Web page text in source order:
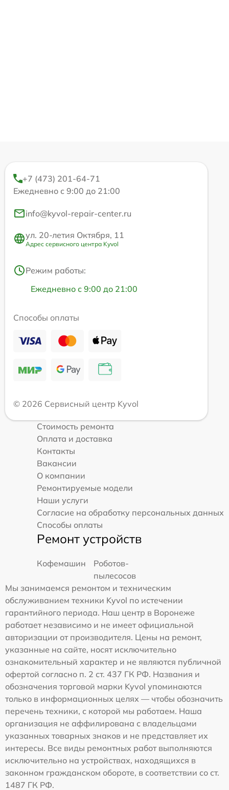
+7 (473) 201-64-71
Ежедневно с 9:00 до 21:00
info@kyvol-repair-center.ru
ул. 20-летия Октября, 11
Адрес сервисного центра Kyvol
Режим работы:
Ежедневно с 9:00 до 21:00
Способы оплаты
© 2026 Сервисный центр Kyvol
Стоимость ремонта
Оплата и доставка
Контакты
Вакансии
О компании
Ремонтируемые модели
Наши услуги
Согласие на обработку персональных данных
Способы оплаты
Ремонт устройств
Кофемашин
Роботов-
пылесосов
Мы занимаемся ремонтом и техническим
обслуживанием техники Kyvol по истечении
гарантийного периода. Наш центр в Воронеже
работает независимо и не имеет официальной
авторизации от производителя. Цены на ремонт,
указанные на сайте, носят исключительно
ознакомительный характер и не являются публичной
офертой согласно п. 2 ст. 437 ГК РФ. Названия и
обозначения торговой марки Kyvol упоминаются
только в информационных целях — чтобы обозначить
перечень техники, с которой мы работаем. Наша
организация не аффилирована с владельцами
указанных товарных знаков и не представляет их
интересы. Все виды ремонтных работ выполняются
исключительно на устройствах, находящихся в
законном гражданском обороте, в соответствии со ст.
1487 ГК РФ.